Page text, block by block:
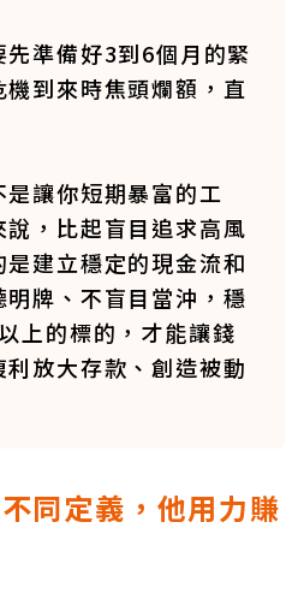
準備好3到6個月的緊
到來時焦頭爛額，直
讓你短期暴富的工
，比起盲目追求高風
建立穩定的現金流和
牌、不盲目當沖，穩
上的標的，才能讓錢
放大存款、創造被動
同定義，他用力賺